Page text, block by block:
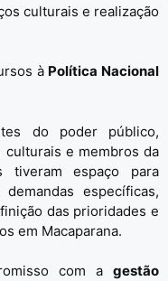
culturais e realização
à Política Nacional
do poder público,
e membros da
tiveram espaço para
específicas,
das prioridades e
em Macaparana.
com a gestão